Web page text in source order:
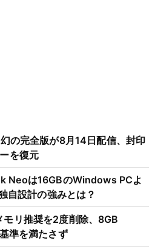
の完全版が8月14日配信、封印
を復元
Neoは16GBのWindows PCよ
自設計の強みとは？
リ推奨を2度削除、8GB
準を満たさず